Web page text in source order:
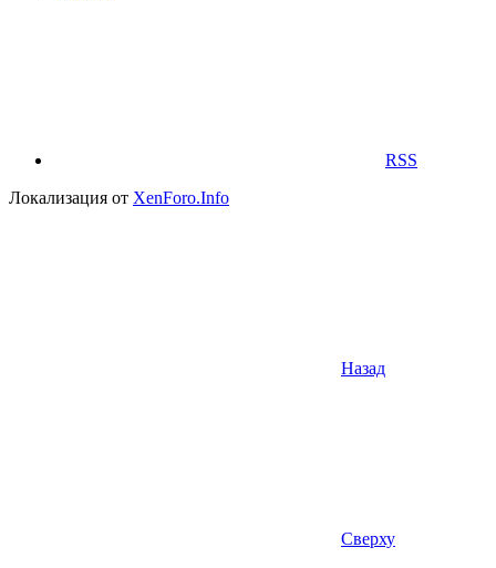
RSS
Локализация от XenForo.Info
Назад
Сверху